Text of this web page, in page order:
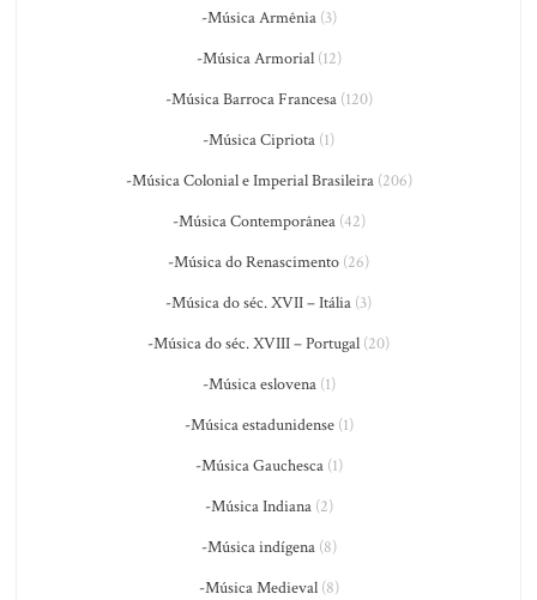
-Música Armênia(3)
-Música Armorial(12)
-Música Barroca Francesa(120)
-Música Cipriota (1)
-Música Colonial e Imperial Brasileira(206)
-Música Contemporânea(42)
-Música do Renascimento (26)
-Música do séc. XVII – Itália (3)
-Música do séc. XVIII – Portugal (20)
-Música eslovena(1)
-Música estadunidense(1)
-Música Gauchesca(1)
-Música Indiana(2)
-Música indígena(8)
-Música Medieval(8)